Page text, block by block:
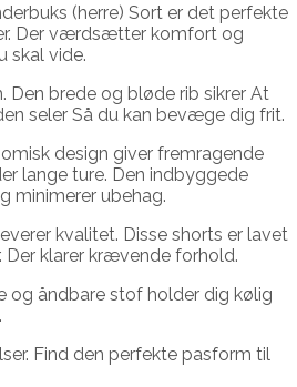
(herre) Sort er det perfekte
Der værdsætter komfort og
skal vide.
brede og bløde rib sikrer At
seler Så du kan bevæge dig frit.
design giver fremragende
lange ture. Den indbyggede
minimerer ubehag.
kvalitet. Disse shorts er lavet
klarer krævende forhold.
og åndbare stof holder dig kølig
Find den perfekte pasform til